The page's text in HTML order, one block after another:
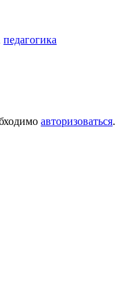
педагогика
авторизоваться.